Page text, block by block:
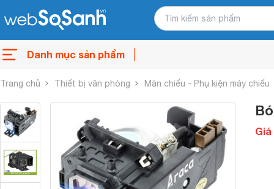
Danh mục sản phẩm
Trang chủ Thiết bị văn phòng Màn chiếu - Phụ kiện máy chiếu
Giá